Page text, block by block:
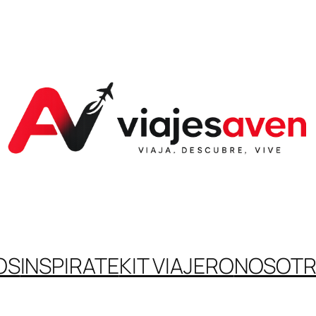
INSPIRATEKIT VIAJERO